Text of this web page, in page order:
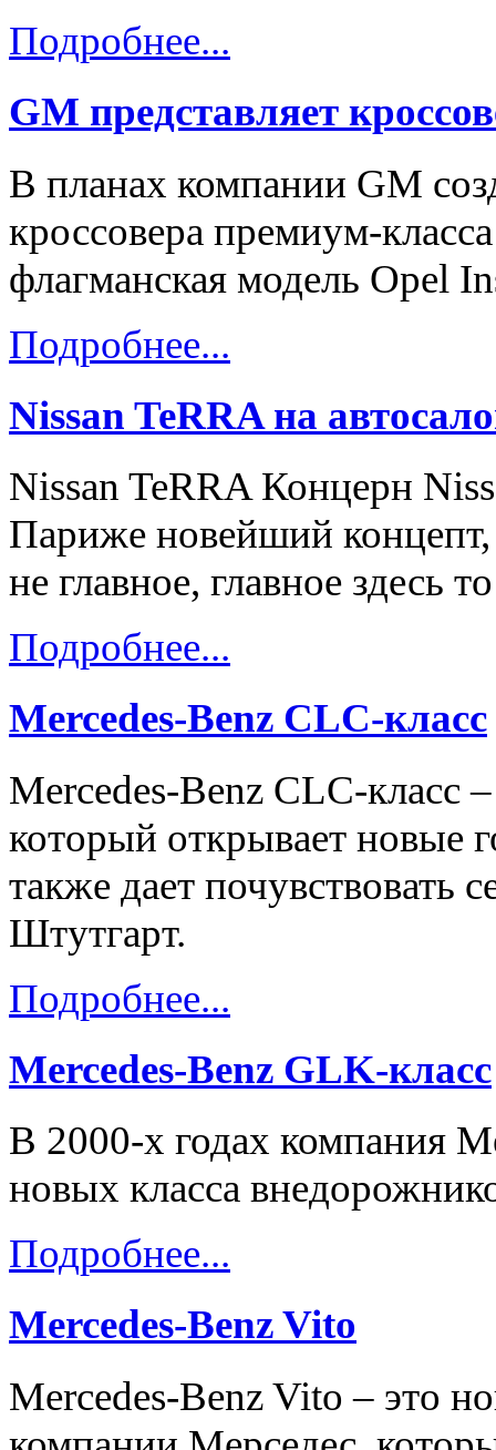
Подробнее...
GM представляет
В планах компании GM
кроссовера премиум-
флагманская модель Opel
Подробнее...
Nissan TeRRA на
Nissan TeRRA Концерн
Париже новейший концепт,
не главное, главное здесь то
Подробнее...
Mercedes-Benz CLC-класс
Mercedes-Benz CLC-класс
который открывает новые
также дает почувствовать
Штутгарт.
Подробнее...
Mercedes-Benz GLK-класс
В 2000-х годах компания
новых класса
Подробнее...
Mercedes-Benz Vito
Mercedes-Benz Vito – это